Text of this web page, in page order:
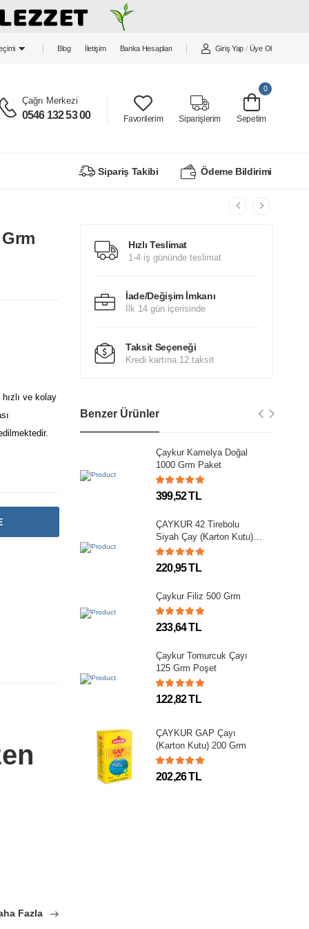
Blog İletişim Banka Hesapları Giriş Yap / Üye Ol
Çağrı Merkezi
0546 132 53 00 Favorilerim Siparişlerim
0
Sepetim
Sipariş Takibi Ödeme Bildirimi
ve kolay
Fazla
Hızlı Teslimat
1-4 iş gününde teslimat
İade/Değişim İmkanı
İlk 14 gün içerisinde
Taksit Seçeneği
Kredi kartına 12 taksit
Benzer Ürünler
Çaykur Kamelya Doğal
1000 Grm Paket
399,52 TL
ÇAYKUR 42 Tirebolu
Siyah Çay (Karton Kutu)
500 Grm
220,95 TL
Çaykur Filiz 500 Grm
233,64 TL
Çaykur Tomurcuk Çayı
125 Grm Poşet
122,82 TL
ÇAYKUR GAP Çayı
(Karton Kutu) 200 Grm
202,26 TL